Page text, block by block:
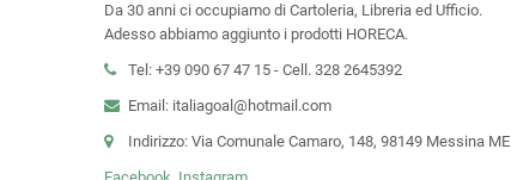
Da 30 anni ci occupiamo di Cartoleria, Libreria ed Ufficio.
Adesso abbiamo aggiunto i prodotti HORECA.
Tel: +39 090 67 47 15 - Cell. 328 2645392
Email: italiagoal@hotmail.com
Indirizzo: Via Comunale Camaro, 148, 98149 Messina ME